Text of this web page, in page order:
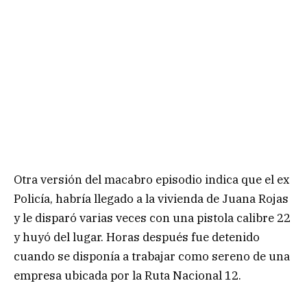
Otra versión del macabro episodio indica que el ex
Policía, habría llegado a la vivienda de Juana Rojas
y le disparó varias veces con una pistola calibre 22
y huyó del lugar. Horas después fue detenido
cuando se disponía a trabajar como sereno de una
empresa ubicada por la Ruta Nacional 12.